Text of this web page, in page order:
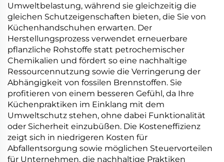
Umweltbelastung, während sie gleichzeitig die
gleichen Schutzeigenschaften bieten, die Sie von
Küchenhandschuhen erwarten. Der
Herstellungsprozess verwendet erneuerbare
pflanzliche Rohstoffe statt petrochemischer
Chemikalien und fördert so eine nachhaltige
Ressourcennutzung sowie die Verringerung der
Abhängigkeit von fossilen Brennstoffen. Sie
profitieren von einem besseren Gefühl, da Ihre
Küchenpraktiken im Einklang mit dem
Umweltschutz stehen, ohne dabei Funktionalität
oder Sicherheit einzubüßen. Die Kosteneffizienz
zeigt sich in niedrigeren Kosten für
Abfallentsorgung sowie möglichen Steuervorteilen
für Unternehmen, die nachhaltige Praktiken